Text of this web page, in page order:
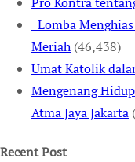
Lomba
Meriah (46,438)
Umat Katolik
Mengenang
Atma Jaya Jakarta
Recent Post